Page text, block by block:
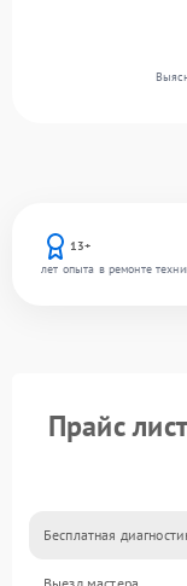
13+
лет опыта в ремонте
Прайс
Бесплатная